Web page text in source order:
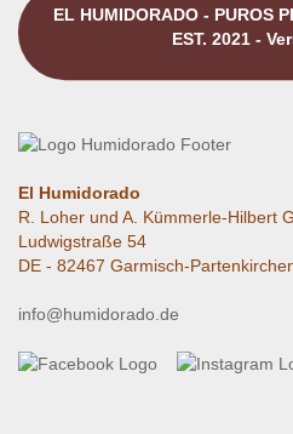
EL HUMIDORADO - PUROS
EST. 2021 -
El Humidorado
R. Loher und A. Kümmerle-Hilbert
Ludwigstraße 54
DE - 82467 Garmisch-
info@humidorado.de